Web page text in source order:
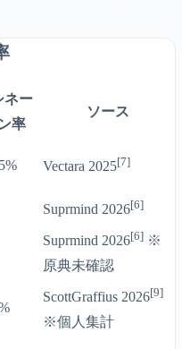
ネー
率
ソース
Vectara 2025[7]
Suprmind 2026[6]
Suprmind 2026[6] ※
原典未確認
ScottGraffius 2026[9]
※個人集計